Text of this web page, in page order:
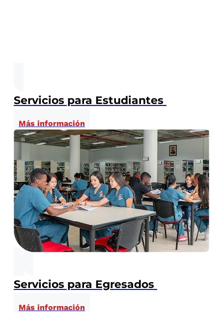
Servicios para Estudiantes
Más información
Servicios para Egresados
Más información